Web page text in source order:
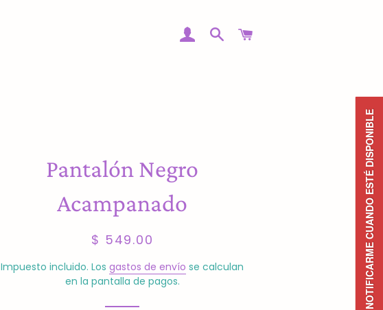
INGRESARBUSCAR
Pantalón Negro
Acampanado
Precio
Precio
venta
$ 549.00
Impuesto incluido. Losgastos de envío se calculan
en la pantalla de pagos.
NOTIFICARME CUANDO ESTÉ DISPONIBLE